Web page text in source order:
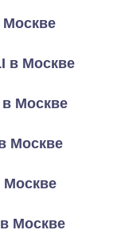
Москве
в Москве
в Москве
Москве
Москве
Москве